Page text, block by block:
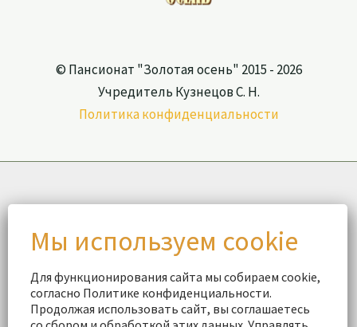
© Пансионат "Золотая осень" 2015 - 2026
Учредитель Кузнецов С. Н.
Политика конфиденциальности
Для функционирования сайта мы собираем cookie,
согласно Политике конфиденциальности.
Продолжая использовать сайт, вы соглашаетесь